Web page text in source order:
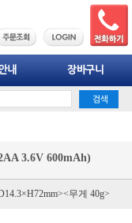
3.6V 600mAh)
무게 40g>